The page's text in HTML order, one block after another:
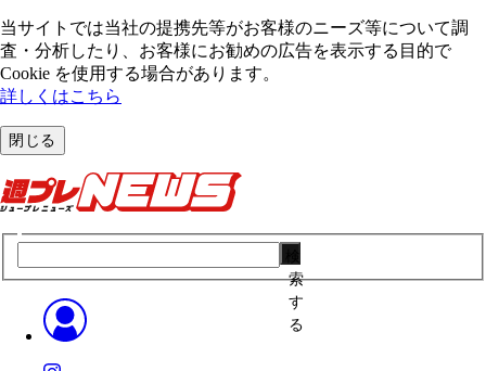
当サイトでは当社の提携先等がお客様のニーズ等について調
査・分析したり、お客様にお勧めの広告を表⽰する⽬的で
Cookie を使⽤する場合があります。
詳しくはこちら
閉じる
索
す
る